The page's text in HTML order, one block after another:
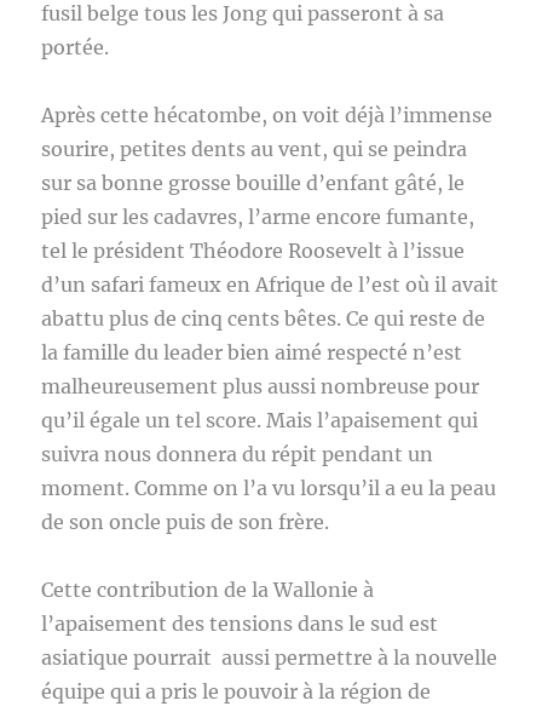
fusil belge tous les Jong qui passeront à sa
portée.
Après cette hécatombe, on voit déjà l’immense
sourire, petites dents au vent, qui se peindra
sur sa bonne grosse bouille d’enfant gâté, le
pied sur les cadavres, l’arme encore fumante,
tel le président Théodore Roosevelt à l’issue
d’un safari fameux en Afrique de l’est où il avait
abattu plus de cinq cents bêtes. Ce qui reste de
la famille du leader bien aimé respecté n’est
malheureusement plus aussi nombreuse pour
qu’il égale un tel score. Mais l’apaisement qui
suivra nous donnera du répit pendant un
moment. Comme on l’a vu lorsqu’il a eu la peau
de son oncle puis de son frère.
Cette contribution de la Wallonie à
l’apaisement des tensions dans le sud est
asiatique pourrait aussi permettre à la nouvelle
équipe qui a pris le pouvoir à la région de